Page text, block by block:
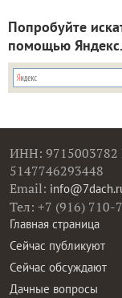
Попробуйте
помощью
ИНН:
5147746293448
Email:
Тел: +7 (916) 710-
Главная страница
Сейчас публикуют
Сейчас обсуждают
Дачные вопросы